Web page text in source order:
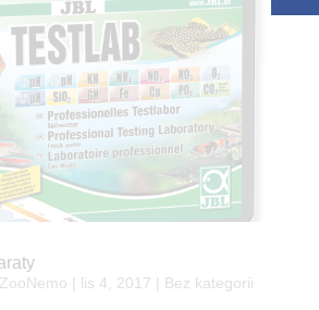
ZooNemo lis 4, 2017 | Bez kategorii